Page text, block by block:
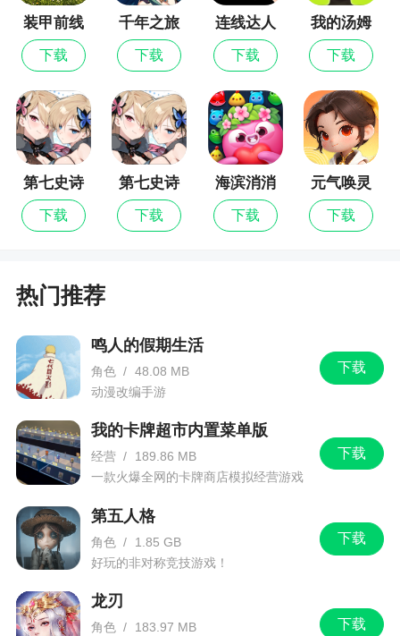
装甲前线
下载
千年之旅
下载
连线达人
下载
我的汤姆
猫
下载
第七史诗
下载
第七史诗
最新版
下载
海滨消消
乐
下载
元气唤灵
师
下载
热门推荐
下载
鸣人的假期生活
角色 / 48.08 MB
动漫改编手游
下载
我的卡牌超市内置菜单版
经营 /
189.86 MB
一款火爆全网的卡牌商店模拟经营游戏
下载
第五人格
角色 /
1.85 GB
好玩的非对称竞技游戏！
下载
龙刃
角色 /
183.97 MB